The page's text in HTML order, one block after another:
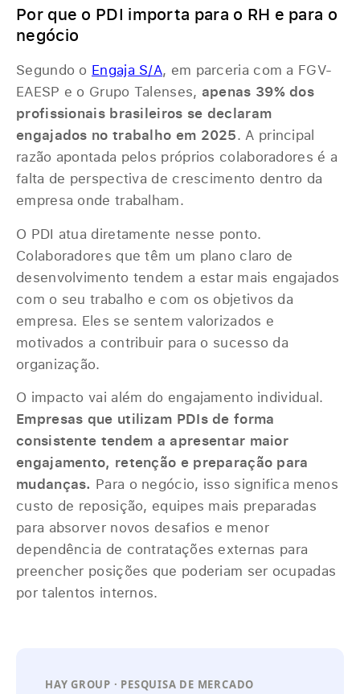
Por que o PDI importa para o RH e para o
negócio
Segundo o Engaja S/A, em parceria com a FGV-
EAESP e o Grupo Talenses, apenas 39% dos
profissionais brasileiros se declaram
engajados no trabalho em 2025. A principal
razão apontada pelos próprios colaboradores é a
falta de perspectiva de crescimento dentro da
empresa onde trabalham.
O PDI atua diretamente nesse ponto.
Colaboradores que têm um plano claro de
desenvolvimento tendem a estar mais engajados
com o seu trabalho e com os objetivos da
empresa. Eles se sentem valorizados e
motivados a contribuir para o sucesso da
organização.
O impacto vai além do engajamento individual.
Empresas que utilizam PDIs de forma
consistente tendem a apresentar maior
engajamento, retenção e preparação para
mudanças. Para o negócio, isso significa menos
custo de reposição, equipes mais preparadas
para absorver novos desafios e menor
dependência de contratações externas para
preencher posições que poderiam ser ocupadas
por talentos internos.
HAY GROUP · PESQUISA DE MERCADO